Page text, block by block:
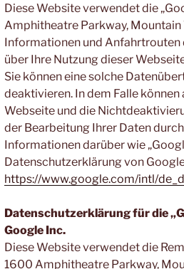
Diese Website verwendet die
Amphitheatre Parkway, Mountain
Informationen und Anfahrtrouten
über Ihre Nutzung dieser
Sie können eine solche
deaktivieren. In dem Falle
Webseite und die
der Bearbeitung Ihrer Daten
Informationen darüber wie
Datenschutzerklärung von
https://www.google.com/intl/
Datenschutzerklärung für die
Google Inc.
Diese Website verwendet die
1600 Amphitheatre Parkway,